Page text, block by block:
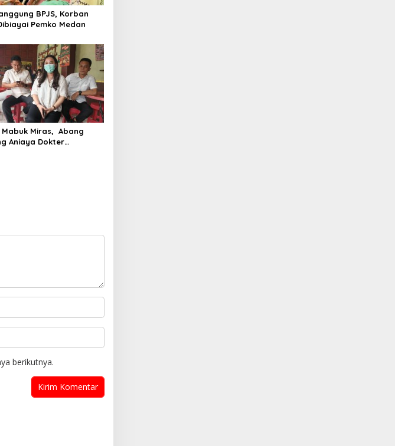
BPJS, Korban
Pemko Medan
Mabuk Miras, Abang
Aniaya Dokter
berikutnya.